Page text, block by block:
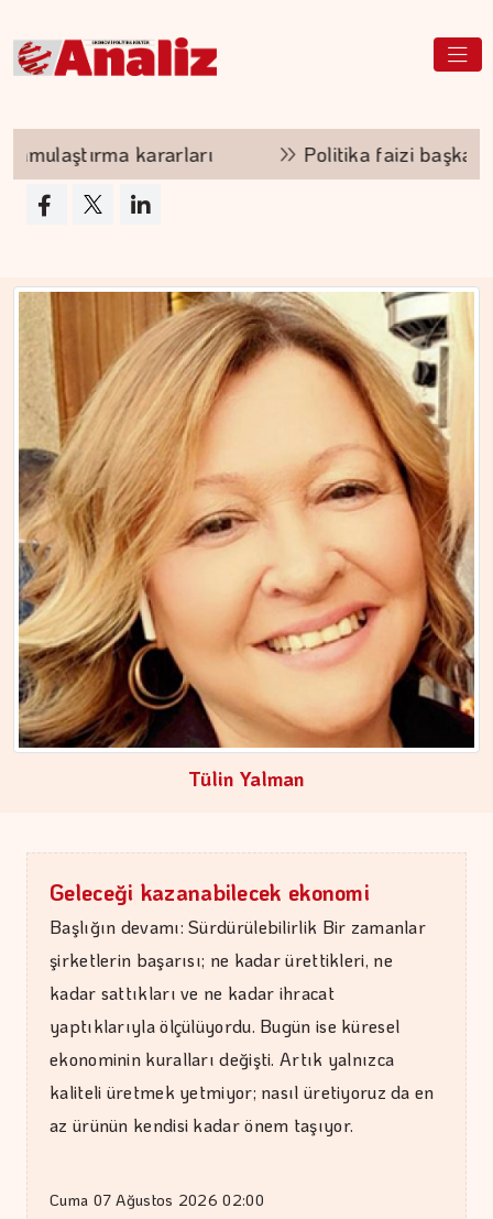
Politika faizi başka piyasanın ödediği faiz
Tülin Yalman
Geleceği kazanabilecek ekonomi
Başlığın devamı: Sürdürülebilirlik Bir zamanlar
şirketlerin başarısı; ne kadar ürettikleri, ne
kadar sattıkları ve ne kadar ihracat
yaptıklarıyla ölçülüyordu. Bugün ise küresel
ekonominin kuralları değişti. Artık yalnızca
kaliteli üretmek yetmiyor; nasıl üretiyoruz da en
az ürünün kendisi kadar önem taşıyor.
Cuma 07 Ağustos 2026 02:00
Yoğunluktan kaçarken yoğunlaştırdığımız…
MEZİN DEDEYİ
194 yıl yaşayacakmışız...…